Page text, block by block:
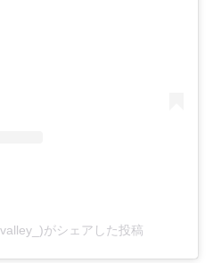
がシェアした投稿